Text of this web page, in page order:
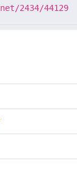
2434/44129